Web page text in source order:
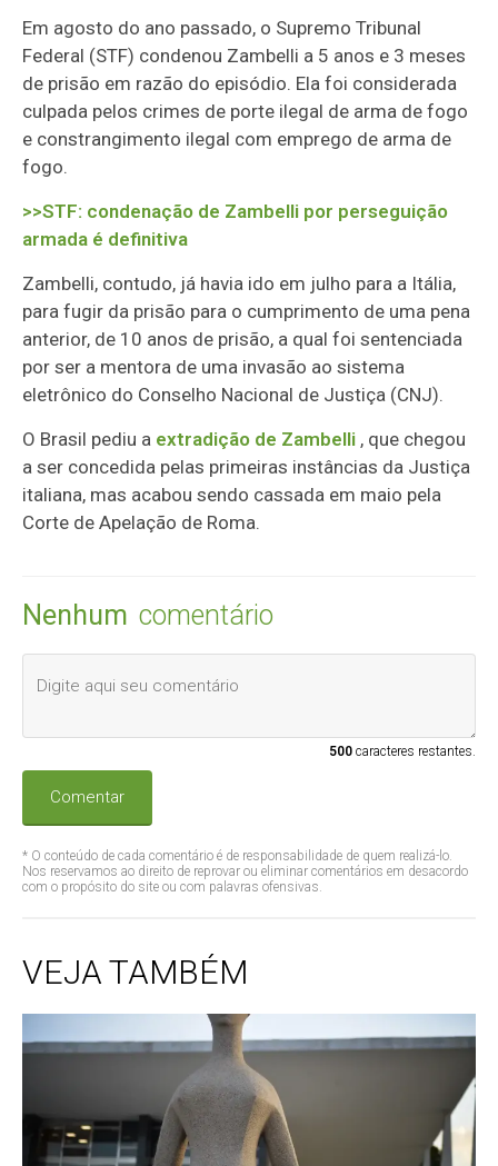
Em agosto do ano passado, o Supremo Tribunal
Federal (STF) condenou Zambelli a 5 anos e 3 meses
de prisão em razão do episódio. Ela foi considerada
culpada pelos crimes de porte ilegal de arma de fogo
e constrangimento ilegal com emprego de arma de
fogo.
>>STF: condenação de Zambelli por perseguição
armada é definitiva
Zambelli, contudo, já havia ido em julho para a Itália,
para fugir da prisão para o cumprimento de uma pena
anterior, de 10 anos de prisão, a qual foi sentenciada
por ser a mentora de uma invasão ao sistema
eletrônico do Conselho Nacional de Justiça (CNJ).
O Brasil pediu a extradição de Zambelli , que chegou
a ser concedida pelas primeiras instâncias da Justiça
italiana, mas acabou sendo cassada em maio pela
Corte de Apelação de Roma.
Nenhum comentário
500caracteres restantes.
Comentar
* O conteúdo de cada comentário é de responsabilidade de quem realizá-lo.
Nos reservamos ao direito de reprovar ou eliminar comentários em desacordo
com o propósito do site ou com palavras ofensivas.
VEJA TAMBÉM